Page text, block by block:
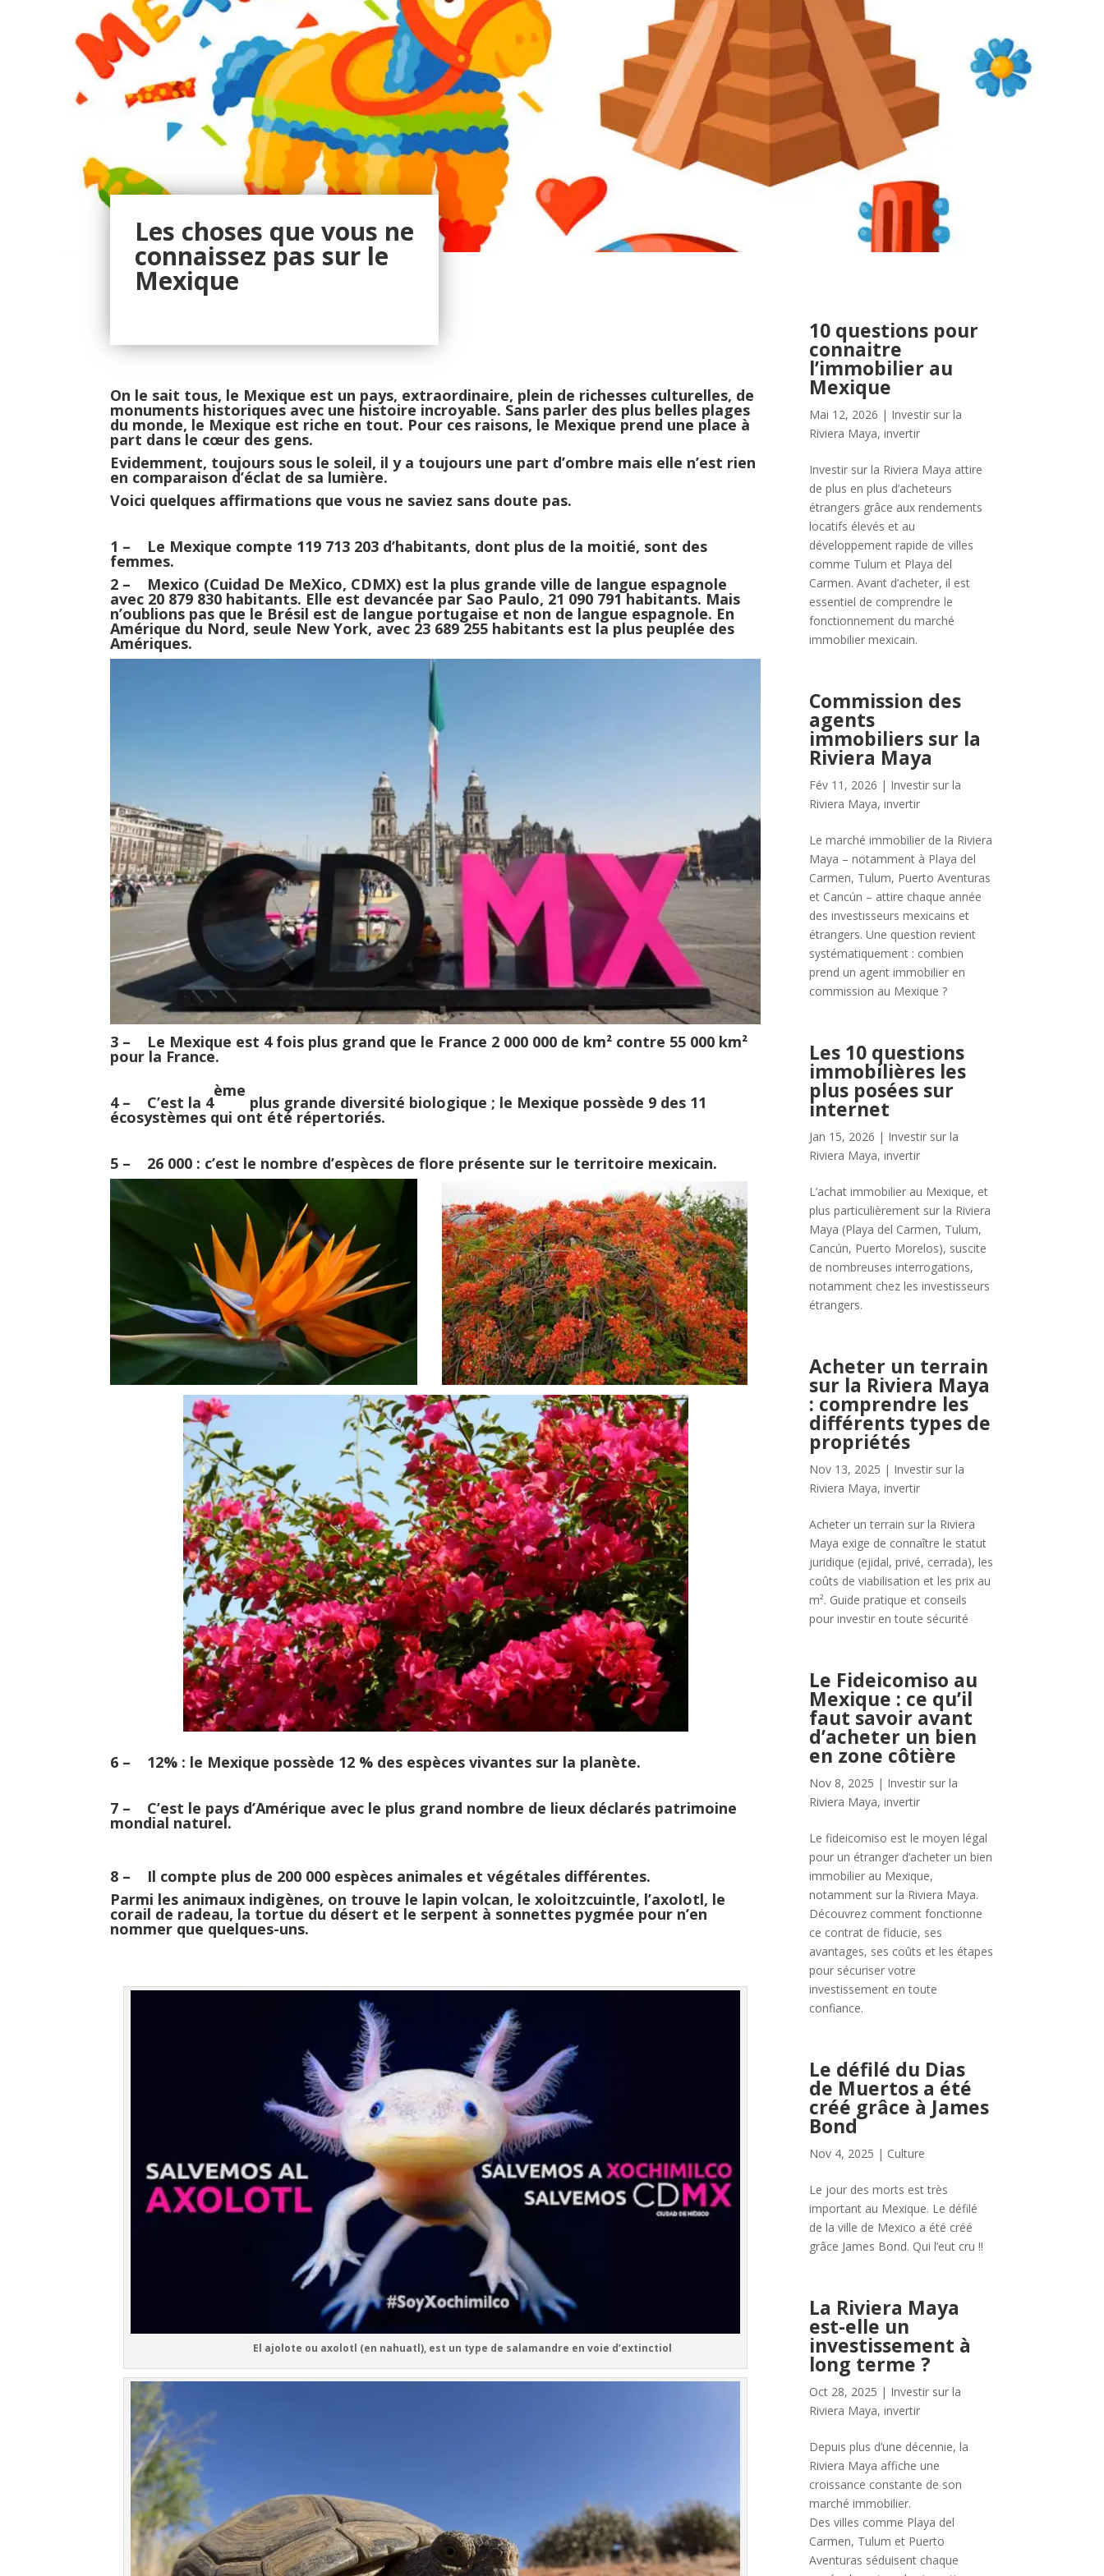
Les choses que vous ne
connaissez pas sur le
Mexique
On le sait tous, le Mexique est un pays, extraordinaire, plein de richesses culturelles, de
monuments historiques avec une histoire incroyable. Sans parler des plus belles plages
du monde, le Mexique est riche en tout. Pour ces raisons, le Mexique prend une place à
part dans le cœur des gens.
Evidemment, toujours sous le soleil, il y a toujours une part d’ombre mais elle n’est rien
en comparaison d’éclat de sa lumière.
Voici quelques affirmations que vous ne saviez sans doute pas.
1 – Le Mexique compte 119 713 203 d’habitants, dont plus de la moitié, sont des
femmes.
2 – Mexico (Cuidad De MeXico, CDMX) est la plus grande ville de langue espagnole
avec 20 879 830 habitants. Elle est devancée par Sao Paulo, 21 090 791 habitants. Mais
n’oublions pas que le Brésil est de langue portugaise et non de langue espagnole. En
Amérique du Nord, seule New York, avec 23 689 255 habitants est la plus peuplée des
Amériques.
3 – Le Mexique est 4 fois plus grand que le France 2 000 000 de km² contre 55 000 km²
pour la France.
4 – C’est la 4
ème
plus grande diversité biologique ; le Mexique possède 9 des 11
écosystèmes qui ont été répertoriés.
5 – 26 000 : c’est le nombre d’espèces de flore présente sur le territoire mexicain.
6 – 12% : le Mexique possède 12 % des espèces vivantes sur la planète.
7 – C’est le pays d’Amérique avec le plus grand nombre de lieux déclarés patrimoine
mondial naturel.
8 – Il compte plus de 200 000 espèces animales et végétales différentes.
Parmi les animaux indigènes, on trouve le lapin volcan, le xoloitzcuintle, l’axolotl, le
corail de radeau, la tortue du désert et le serpent à sonnettes pygmée pour n’en
nommer que quelques-uns.
El ajolote ou axolotl (en nahuatl), est un type de salamandre en voie d’extinctiol
10 questions pour
connaitre
l’immobilier au
Mexique
Mai 12, 2026 | Investir sur la
Riviera Maya,invertir
Investir sur la Riviera Maya attire
de plus en plus d’acheteurs
étrangers grâce aux rendements
locatifs élevés et au
développement rapide de villes
comme Tulum et Playa del
Carmen. Avant d’acheter, il est
essentiel de comprendre le
fonctionnement du marché
immobilier mexicain.
Commission des
agents
immobiliers sur la
Riviera Maya
Fév 11, 2026 | Investir sur la
Riviera Maya,invertir
Le marché immobilier de la Riviera
Maya – notamment à Playa del
Carmen, Tulum, Puerto Aventuras
et Cancún – attire chaque année
des investisseurs mexicains et
étrangers. Une question revient
systématiquement : combien
prend un agent immobilier en
commission au Mexique ?
Les 10 questions
immobilières les
plus posées sur
internet
Jan 15, 2026 | Investir sur la
Riviera Maya,invertir
L’achat immobilier au Mexique, et
plus particulièrement sur la Riviera
Maya (Playa del Carmen, Tulum,
Cancún, Puerto Morelos), suscite
de nombreuses interrogations,
notamment chez les investisseurs
étrangers.
Acheter un terrain
sur la Riviera Maya
: comprendre les
différents types de
propriétés
Nov 13, 2025 | Investir sur la
Riviera Maya,invertir
Acheter un terrain sur la Riviera
Maya exige de connaître le statut
juridique (ejidal, privé, cerrada), les
coûts de viabilisation et les prix au
m². Guide pratique et conseils
pour investir en toute sécurité
Le Fideicomiso au
Mexique : ce qu’il
faut savoir avant
d’acheter un bien
en zone côtière
Nov 8, 2025 | Investir sur la
Riviera Maya,invertir
Le fideicomiso est le moyen légal
pour un étranger d’acheter un bien
immobilier au Mexique,
notamment sur la Riviera Maya.
Découvrez comment fonctionne
ce contrat de fiducie, ses
avantages, ses coûts et les étapes
pour sécuriser votre
investissement en toute
confiance.
Le défilé du Dias
de Muertos a été
créé grâce à James
Bond
Nov 4, 2025 | Culture
Le jour des morts est très
important au Mexique. Le défilé
de la ville de Mexico a été créé
grâce James Bond. Qui l’eut cru !!
La Riviera Maya
est-elle un
investissement à
long terme ?
Oct 28, 2025 | Investir sur la
Riviera Maya,invertir
Depuis plus d’une décennie, la
Riviera Maya affiche une
croissance constante de son
marché immobilier.
Des villes comme Playa del
Carmen, Tulum et Puerto
Aventuras séduisent chaque